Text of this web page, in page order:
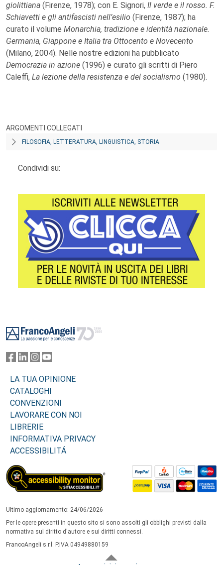
giolittiana (Firenze, 1978); con E. Signori, Il verde e il rosso. F.
Schiavetti e gli antifascisti nell’esilio (Firenze, 1987); ha
curato il volume Monarchia, tradizione e identità nazionale.
Germania, Giappone e Italia tra Ottocento e Novecento
(Milano, 2004). Nelle nostre edizioni ha pubblicato
Democrazia in azione (1996) e curato gli scritti di Piero
Caleffi, La lezione della resistenza e del socialismo (1980).
ARGOMENTI COLLEGATI
FILOSOFIA, LETTERATURA, LINGUISTICA, STORIA
Condividi su:
LA TUA OPINIONE
CATALOGHI
CONVENZIONI
LAVORARE CON NOI
LIBRERIE
INFORMATIVA PRIVACY
ACCESSIBILITÁ
Ultimo aggiornamento: 24/06/2026
Per le opere presenti in questo sito si sono assolti gli obblighi previsti dalla
normativa sul diritto d'autore e sui diritti connessi.
FrancoAngeli s.r.l. P.IVA 04949880159